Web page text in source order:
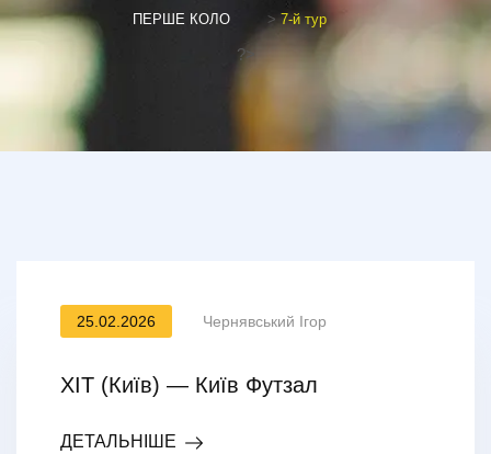
ПЕРШЕ КОЛО
>7-й тур
?>
25.02.2026 Чернявський Ігор
ХІТ (Київ) — Київ Футзал
ДЕТАЛЬНІШЕ